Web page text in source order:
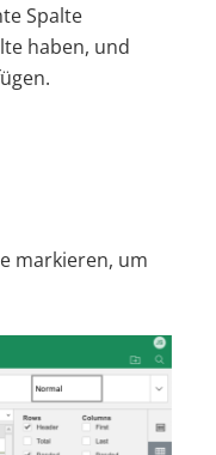
Spalte
haben, und
markieren, um